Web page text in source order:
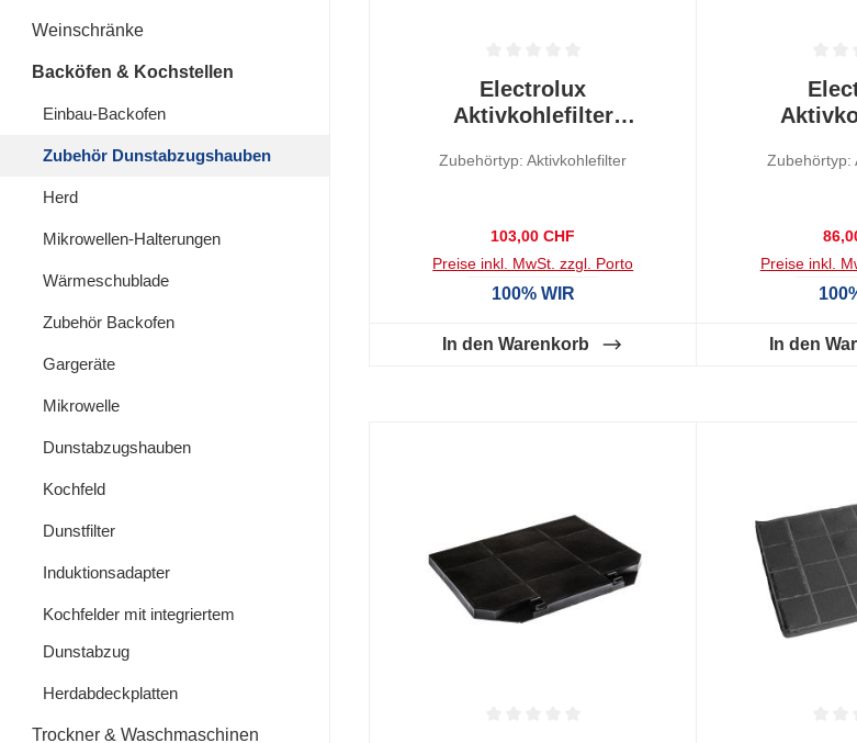
Weinschränke
Backöfen & Kochstellen
Einbau-Backofen
Zubehör Dunstabzugshauben
Herd
Mikrowellen-Halterungen
Wärmeschublade
Zubehör Backofen
Gargeräte
Mikrowelle
Dunstabzugshauben
Kochfeld
Dunstfilter
Induktionsadapter
Kochfelder mit integriertem
Dunstabzug
Herdabdeckplatten
Trockner & Waschmaschinen
Durchschnittliche Bewertung von 0 von 5 Sternen
Electrolux
Aktivkohlefilter
Zubehörtyp: Aktivkohlefilter
Regulärer Preis:
103,00 CHF
Preise inkl. MwSt. zzgl. Porto
100% WIR
In den Warenkorb
Zubehörtyp:
Preise inkl.
In den